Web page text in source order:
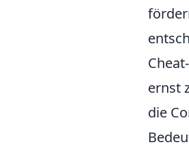
ernst
die